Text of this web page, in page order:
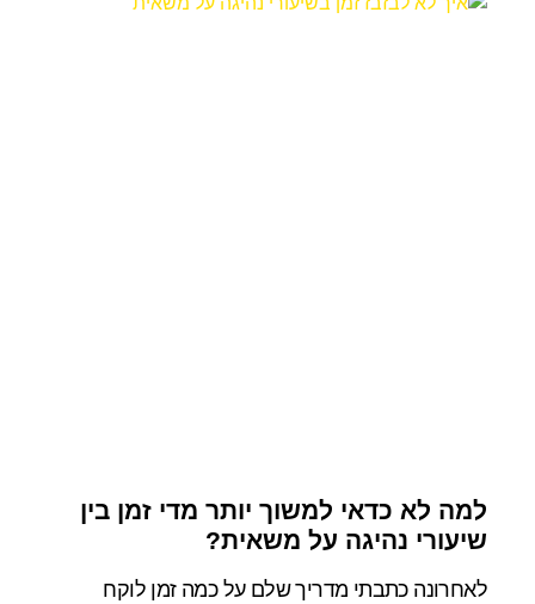
למה לא כדאי למשוך יותר מדי זמן בין
שיעורי נהיגה על משאית?
לאחרונה כתבתי מדריך שלם על כמה זמן לוקח